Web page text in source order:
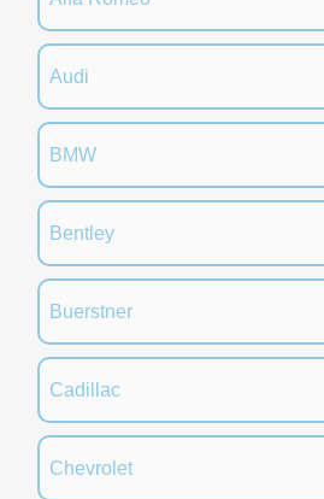
Audi
BMW
Bentley
Buerstner
Cadillac
Chevrolet